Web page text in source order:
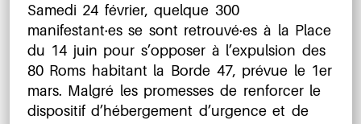
l’article
l’article
Samedi 24 février, quelque 300
manifestant·es se sont retrouvé·es à la Place
du 14 juin pour s’opposer à l’expulsion des
80 Roms habitant la Borde 47, prévue le 1er
mars. Malgré les promesses de renforcer le
dispositif d’hébergement d’urgence et de